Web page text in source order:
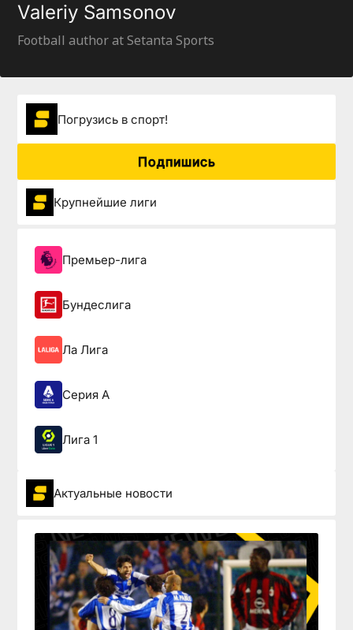
Valeriy Samsonov
Football author at Setanta Sports
Погрузиcь в спорт!
Подпишись
Крупнейшие лиги
Премьер-лига
Бундеслига
Ла Лига
Серия А
Лига 1
Актуальные новости